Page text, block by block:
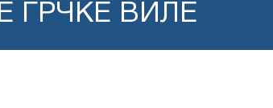
ГРЧКЕ ВИЛЕ